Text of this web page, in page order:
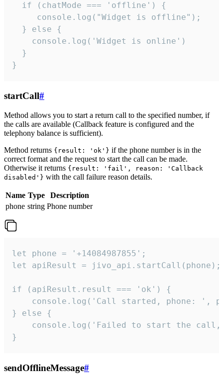
  if (chatMode === 'offline') {
     console.log("Widget is offline");
  } else {
    console.log('Widget is online')
  }
}
startCall#
Method allows you to start a return call to the specified number, if
the calls are available (Callback feature is configured and the
telephony balance is sufficient).
Method returns {result: 'ok'} if the phone number is in the
correct format and the request to start the call can be made.
Otherwise it returns {result: 'fail', reason: 'Callback
disabled'} with the call failure reason details.
Name Type
Description
phone string Phone number
let phone = '+14084987855';
let apiResult = jivo_api.startCall(phone);
if (apiResult.result === 'ok') {
console.log('Call started, phone: ',
} else {
console.log('Failed to start the
}
sendOfflineMessage#